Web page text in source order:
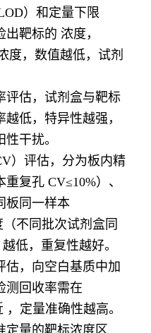
）和定量下限
出靶标的 浓度，
度，数值越低，试剂
评估，试剂盒与靶标
低，特异性越强，
干扰。
）评估，分为板内精
复孔 CV≤10%）、
板同一样本
不同批次试剂盒同
低，重复性越好。
估，向空白基质中加
测回收率需在
，定量准确性越高。
定量的靶标浓度区